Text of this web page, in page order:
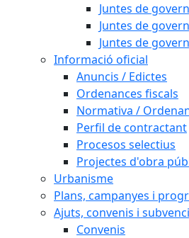
Juntes de
Juntes de
Juntes de
Informació oficial
Anuncis / Edictes
Ordenances fiscals
Normativa /
Perfil de contractant
Procesos selectius
Projectes d'obra
Urbanisme
Plans, campanyes i
Ajuts, convenis i
Convenis